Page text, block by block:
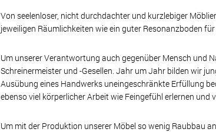
Von seelenloser, nicht durchdachter und kurzlebiger
jeweiligen Räumlichkeiten wie ein guter Resonanzboden
Um unserer Verantwortung auch gegenüber Mensch und
Schreinermeister und -Gesellen. Jahr um Jahr bilden wir
Ausübung eines Handwerks uneingeschränkte Erfüllung
ebenso viel körperlicher Arbeit wie Feingefühl erlernen und
Um mit der Produktion unserer Möbel so wenig Raubbau